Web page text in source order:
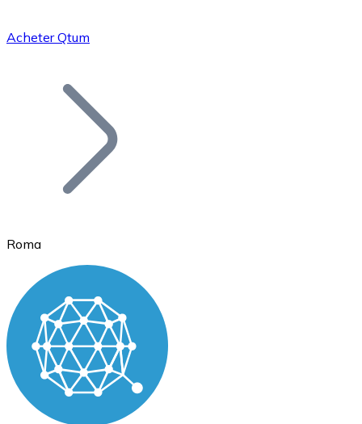
Bitcoin
Ethereum
ETH
Acheter Qtum
Roma